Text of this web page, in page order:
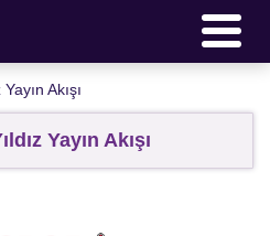
Akışı
Yayın Akışı